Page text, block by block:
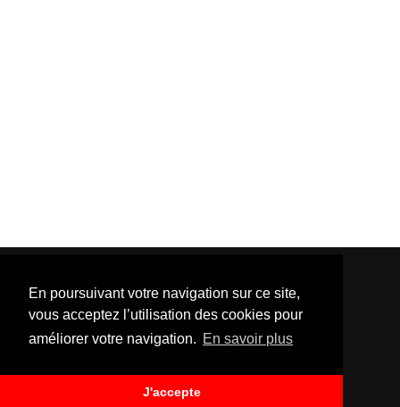
En poursuivant votre navigation sur ce site,
vous acceptez l’utilisation des cookies pour
améliorer votre navigation. En savoir plus
J'accepte
Template Created By :ThemeXpose| Distributed By